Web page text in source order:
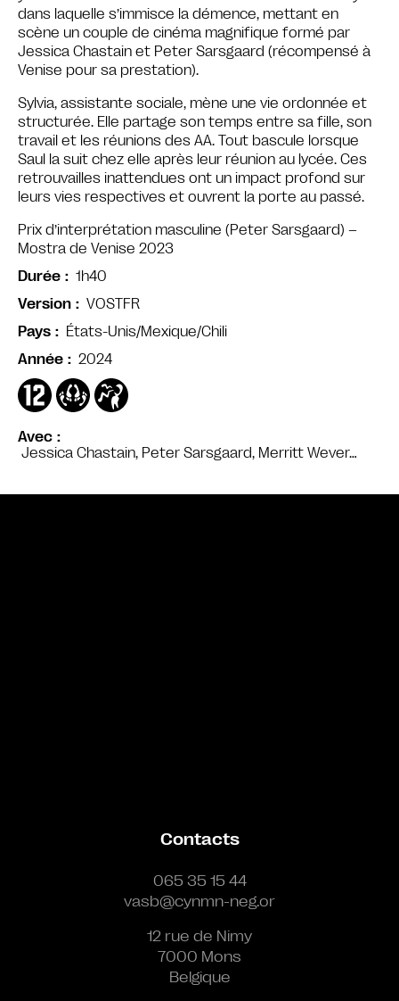
Avec
Jessica Chastain, Peter Sarsgaard, Merritt Wever…
dans laquelle s’immisce la démence, mettant en
scène un couple de cinéma magnifique formé par
Jessica Chastain et Peter Sarsgaard (récompensé à
Venise pour sa prestation).
Sylvia, assistante sociale, mène une vie ordonnée et
structurée. Elle partage son temps entre sa fille, son
travail et les réunions des AA. Tout bascule lorsque
Saul la suit chez elle après leur réunion au lycée. Ces
retrouvailles inattendues ont un impact profond sur
leurs vies respectives et ouvrent la porte au passé.
Prix d’interprétation masculine (Peter Sarsgaard) –
Mostra de Venise 2023
Durée
1h40
Version
VOSTFR
Pays
États-Unis/Mexique/Chili
Année
2024
Contacts
065 35 15 44
vasb@cynmn-neg.or
12 rue de Nimy
7000 Mons
Belgique